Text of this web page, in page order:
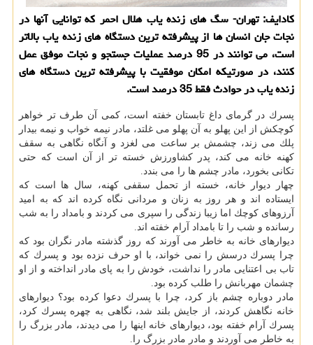
كادایف: تهران- سگ های زنده یاب هلال احمر كه توانایی آنها در
نجات جان انسان ها از پیشرفته ترین دستگاه های زنده یاب بالاتر
است، می توانند در 95 درصد عملیات جستجو و نجات موفق عمل
كنند، در صورتیكه امكان موفقیت با پیشرفته ترین دستگاه های
زنده یاب در حوادث فقط 35 درصد است.
پسرك در گرمای داغ تابستان خفته است، كمی آن طرف تر خواهر
كوچكش از این پهلو به آن پهلو می غلتد، مادر نیمه خواب و نیمه بیدار
پلك می زند، چشمش بر ساعت می لغزد و آنگاه نگاهی به سقف
كهنه خانه می كند، پدر كشاورزش خسته تر از آن است كه حتی
تكانی بخورد، مادر چشم ها را می بندد.
چهار دیوار خانه، خسته از تحمل سقفی كهنه، سال ها است كه
ایستاده اند و هر روز به زنان و مردانی نگاه كرده اند كه به امید
آرزوهای كوچك اما زیبا زندگی را سپری می كردند و بامداد را به شب
رسانده و شب را تا بامداد آرام خفته اند.
دیوارهای خانه به خاطر می آورند كه روز گذشته مادر نگران بود كه
چرا پسرك درسش را نمی خواند، با او حرف نزده بود و پسرك كه
تاب بی اعتنایی مادر را نداشت، خودش را به پای مادر انداخته و از او
چشمان مهربانش را طلب كرده بود.
مادر دوباره چشم باز كرد، چرا با پسرك دعوا كرده بود؟ دیوارهای
خانه نگاهش كردند، از جایش بلند شد، نگاهی به چهره پسرك كرد،
پسرك آرام خفته بود، دیوارهای خانه اینها را می دیدند، مادر بزرگ را
به خاطر می آوردند و مادر مادر بزرگ را.